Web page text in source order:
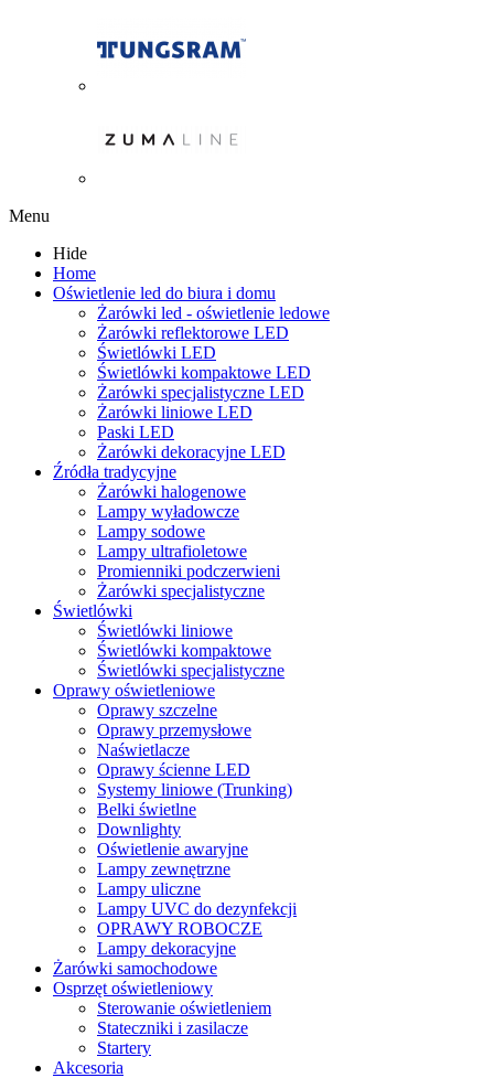
Menu
Hide
Home
Oświetlenie led do biura i domu
Żarówki led - oświetlenie ledowe
Żarówki reflektorowe LED
Świetlówki LED
Świetlówki kompaktowe LED
Żarówki specjalistyczne LED
Żarówki liniowe LED
Paski LED
Żarówki dekoracyjne LED
Źródła tradycyjne
Żarówki halogenowe
Lampy wyładowcze
Lampy sodowe
Lampy ultrafioletowe
Promienniki podczerwieni
Żarówki specjalistyczne
Świetlówki
Świetlówki liniowe
Świetlówki kompaktowe
Świetlówki specjalistyczne
Oprawy oświetleniowe
Oprawy szczelne
Oprawy przemysłowe
Naświetlacze
Oprawy ścienne LED
Systemy liniowe (Trunking)
Belki świetlne
Downlighty
Oświetlenie awaryjne
Lampy zewnętrzne
Lampy uliczne
Lampy UVC do dezynfekcji
OPRAWY ROBOCZE
Lampy dekoracyjne
Żarówki samochodowe
Osprzęt oświetleniowy
Sterowanie oświetleniem
Stateczniki i zasilacze
Startery
Akcesoria